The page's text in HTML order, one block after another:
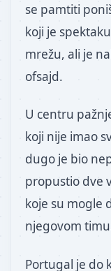
se pamtiti
koji je
mrežu, ali je
ofsajd.
U centru
koji nije imao
dugo je bio
propustio dve
koje su mogle
njegovom
Portugal je do